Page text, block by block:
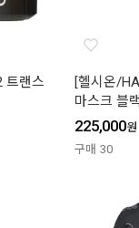
트랜스
[헬시온/
마스크 블랙
225,000원
구매 30